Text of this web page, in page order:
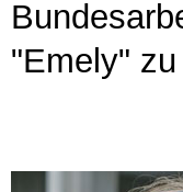
"Emely"